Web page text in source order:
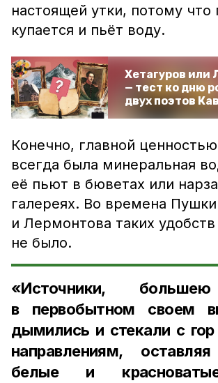
настоящей утки, потому что
купается и пьёт воду.
Хетагуров или
— тест ко дню
двух поэтов
Конечно, главной
всегда была минеральная
её пьют в бюветах или
галереях. Во времена
и Лермонтова таких
не было.
«Источники,
в первобытном своем
дымились и стекали с
направлениям,
белые и